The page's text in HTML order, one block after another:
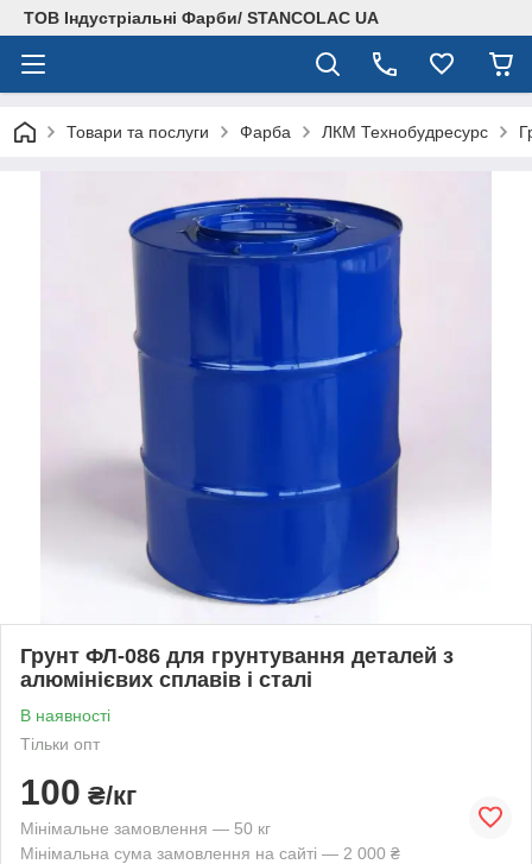
ТОВ Індустріальні Фарби/ STANCOLAC UA
Товари та послуги Фарба ЛКМ Технобудресурс
Грунт ФЛ-086 для грунтування деталей з
алюмінієвих сплавів і сталі
В наявності
Тільки опт
100 ₴/кг
Мінімальне замовлення — 50 кг
Мінімальна сума замовлення на сайті — 2 000 ₴